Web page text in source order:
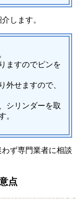
します。
ますのでピンを
外せますので、
シリンダーを取
。
ず専門業者に相談
点